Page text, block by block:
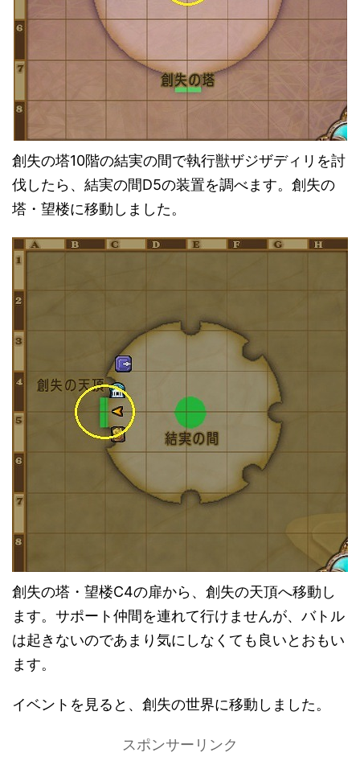
創失の塔10階の結実の間で執行獣ザジザディリを討
伐したら、結実の間D5の装置を調べます。創失の
塔・望楼に移動しました。
創失の塔・望楼C4の扉から、創失の天頂へ移動し
ます。サポート仲間を連れて行けませんが、バトル
は起きないのであまり気にしなくても良いとおもい
ます。
イベントを見ると、創失の世界に移動しました。
スポンサーリンク